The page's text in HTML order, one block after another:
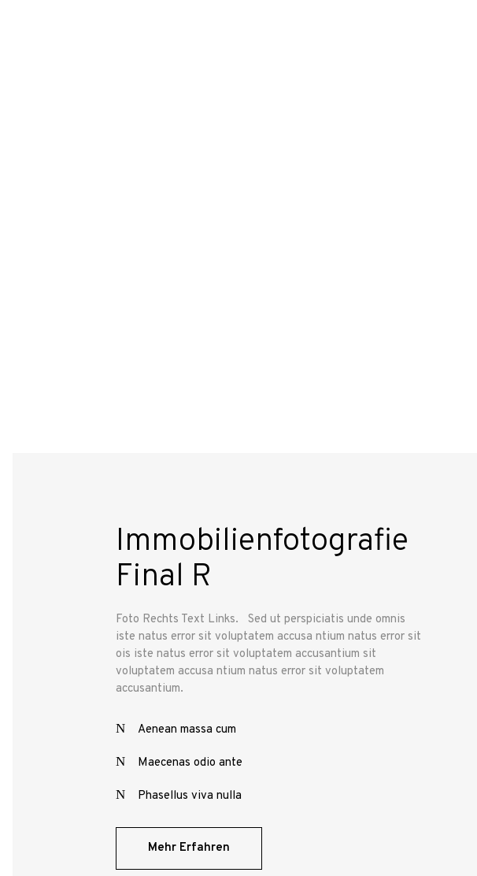
Immobilienfotografie
Final R
Foto Rechts Text Links. Sed ut perspiciatis unde omnis
iste natus error sit voluptatem accusa ntium natus error sit
ois iste natus error sit voluptatem accusantium sit
voluptatem accusa ntium natus error sit voluptatem
accusantium.
Aenean massa cum
Maecenas odio ante
Phasellus viva nulla
Mehr Erfahren